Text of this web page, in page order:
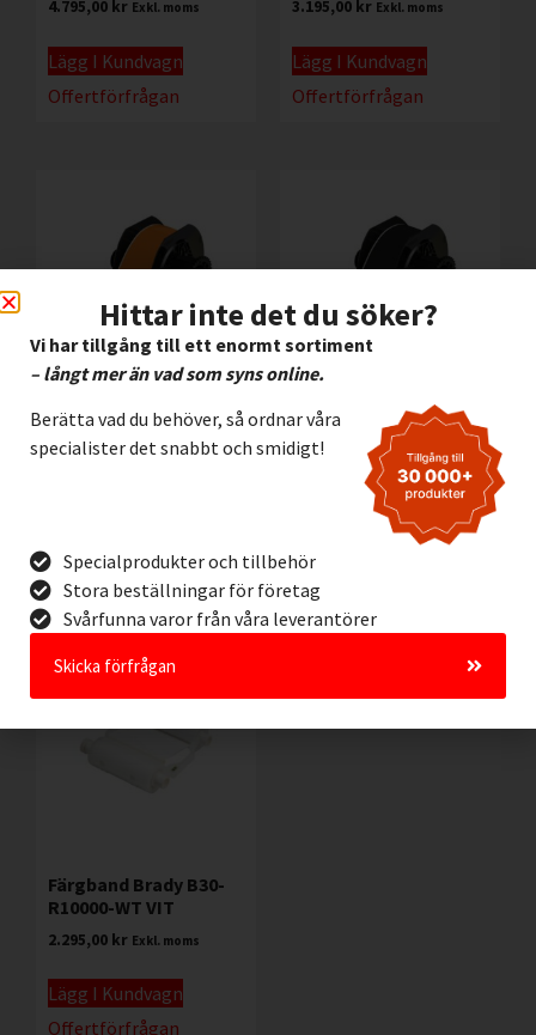
4.795,00 kr Exkl. moms
Lägg I Kundvagn
Offertförfrågan
3.195,00 kr Exkl. moms
Lägg I Kundvagn
Offertförfrågan
Vinyl Brady B595
ORANGE, 57mm
Offertförfrågan
Vinyl Brady B595
SVART, 57mm
kr Exkl. moms
Lägg I Kundvagn
Offertförfrågan
Färgband Brady B30-
R10000-WT VIT
2.295,00 kr Exkl. moms
Lägg I Kundvagn
Offertförfrågan
Hittar inte det du söker?
Vi har tillgång till ett enormt sortiment
– långt mer än vad som syns online.
Berätta vad du behöver, så ordnar våra
specialister det snabbt och smidigt!
Specialprodukter och tillbehör
Stora beställningar för företag
Svårfunna varor från våra leverantörer
Skicka förfrågan